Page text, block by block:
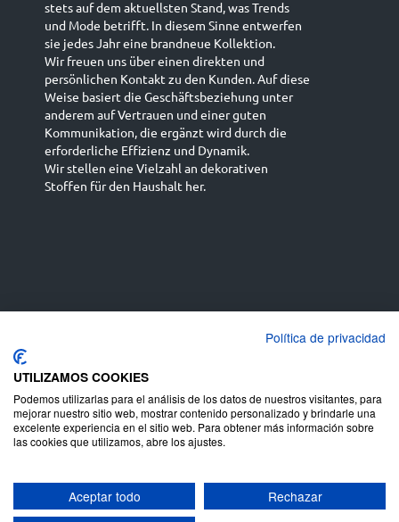
stets auf dem aktuellsten Stand, was Trends
und Mode betrifft. In diesem Sinne entwerfen
sie jedes Jahr eine brandneue Kollektion.
Wir freuen uns über einen direkten und
persönlichen Kontakt zu den Kunden. Auf diese
Weise basiert die Geschäftsbeziehung unter
anderem auf Vertrauen und einer guten
Kommunikation, die ergänzt wird durch die
erforderliche Effizienz und Dynamik.
Wir stellen eine Vielzahl an dekorativen
Stoffen für den Haushalt her.
English (UK)
Nutzungsbedingungen -
Datenschutzerklärung
Política de privacidad
UTILIZAMOS COOKIES
Podemos utilizarlas para el análisis de los datos de nuestros visitantes, para
mejorar nuestro sitio web, mostrar contenido personalizado y brindarle una
excelente experiencia en el sitio web. Para obtener más información sobre
las cookies que utilizamos, abre los ajustes.
Aceptar todo
Rechazar